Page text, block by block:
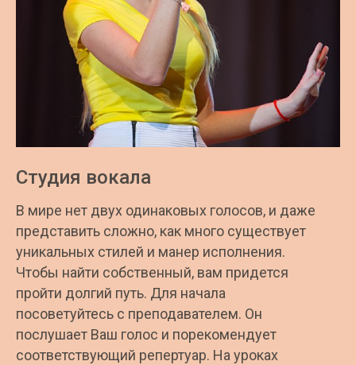
Студия вокала
В мире нет двух одинаковых голосов, и даже
представить сложно, как много существует
уникальных стилей и манер исполнения.
Чтобы найти собственный, вам придется
пройти долгий путь. Для начала
посоветуйтесь с преподавателем. Он
послушает Ваш голос и порекомендует
соответствующий репертуар. На уроках